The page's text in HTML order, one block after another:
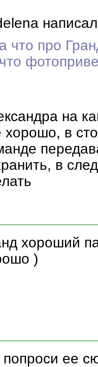
а что про
что
на
хорошо, в
в
хороший
)
попроси ее